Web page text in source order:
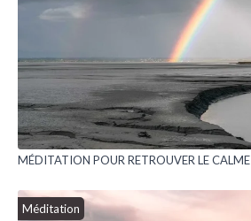
MÉDITATION POUR RETROUVER LE CALME
Méditation